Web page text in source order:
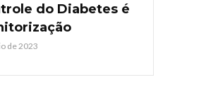
do Diabetes é
de 2023